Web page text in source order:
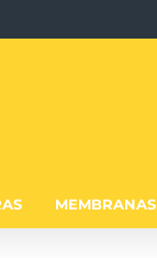
MEMBRANAS